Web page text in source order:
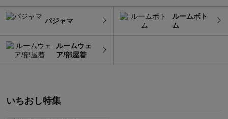
パジャマ
ルームボト
ム
ルームウェ
ア/部屋着
いちおし特集